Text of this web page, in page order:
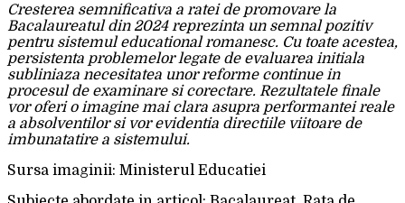
Cresterea semnificativa a ratei de promovare la
Bacalaureatul din 2024 reprezinta un semnal pozitiv
pentru sistemul educational romanesc. Cu toate acestea,
persistenta problemelor legate de evaluarea initiala
subliniaza necesitatea unor reforme continue in
procesul de examinare si corectare. Rezultatele finale
vor oferi o imagine mai clara asupra performantei reale
a absolventilor si vor evidentia directiile viitoare de
imbunatatire a sistemului.
Sursa imaginii: Ministerul Educatiei